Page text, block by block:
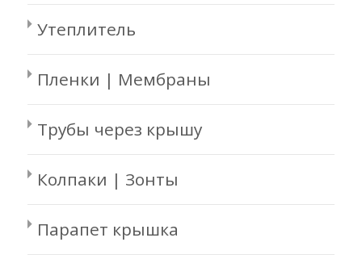
Утеплитель
Пленки | Мембраны
Трубы через крышу
Колпаки | Зонты
Парапет крышка